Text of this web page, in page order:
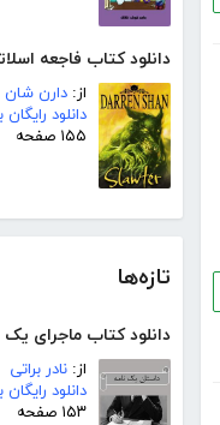
دانلود کتاب فاجعه
از: دارن شان
دانلود
۱۵۵ صفحه
تازه‌ها
دانلود کتاب ماجرای یک
از: نادر براتی
دانلود
۱۵۳ صفحه